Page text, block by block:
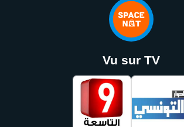
Vu sur TV